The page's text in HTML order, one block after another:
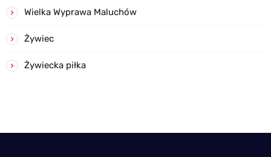
Wielka Wyprawa Maluchów
Żywiec
Żywiecka piłka